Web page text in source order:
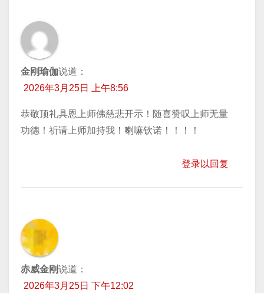
金刚瑜伽说道：
2026年3月25日 上午8:56
恭敬顶礼具恩上师佛慈悲开示！随喜赞叹上师无量
功德！祈请上师加持我！喇嘛钦诺！！！！
登录以回复
赤威金刚说道：
2026年3月25日 下午12:02